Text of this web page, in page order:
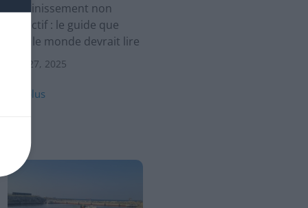
Assainissement non
collectif : le guide que
tout le monde devrait lire
Nov 27, 2025
lire plus